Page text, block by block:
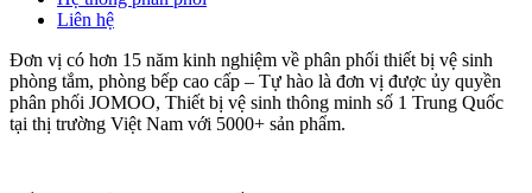
Liên hệ
Đơn vị có hơn 15 năm kinh nghiệm về phân phối thiết bị vệ sinh
phòng tắm, phòng bếp cao cấp – Tự hào là đơn vị được ủy quyền
phân phối JOMOO, Thiết bị vệ sinh thông minh số 1 Trung Quốc
tại thị trường Việt Nam với 5000+ sản phẩm.